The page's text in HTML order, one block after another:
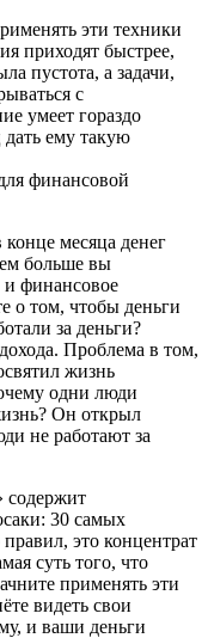
эти техники
приходят быстрее,
пустота, а задачи,
с
умеет гораздо
ему такую
финансовой
конце месяца денег
больше вы
и финансовое
о том, чтобы деньги
за деньги?
Проблема в том,
жизнь
одни люди
Он открыл
не работают за
содержит
30 самых
это концентрат
суть того, что
применять эти
видеть свои
и ваши деньги